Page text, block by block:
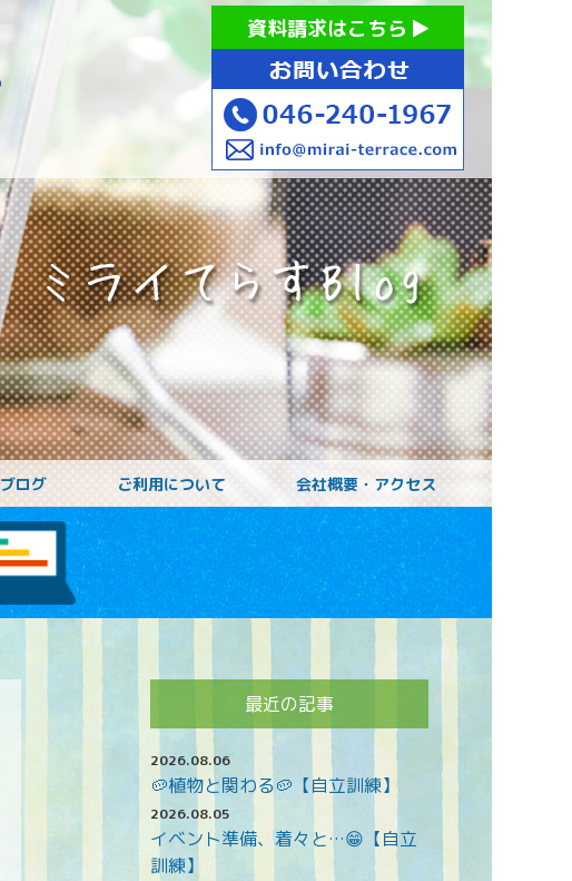
障がいをお持ちの方への就労支援 ミライてらす大和｜就労移行｜就
資料請求はこちら
お子様の
ブログ ご利用について 会社概要・アクセス
最近の記事
2026.08.06
🥔植物と関わる🥔【自立訓練】
2026.08.05
イベント準備、着々と…😁【自立
訓練】